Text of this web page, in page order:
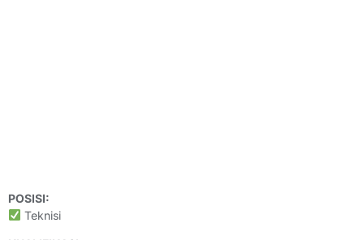
POSISI:
Teknisi